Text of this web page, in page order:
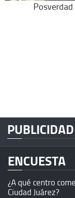
Posverdad
PUBLICIDAD
ENCUESTA
¿A qué centro
Ciudad Juárez?